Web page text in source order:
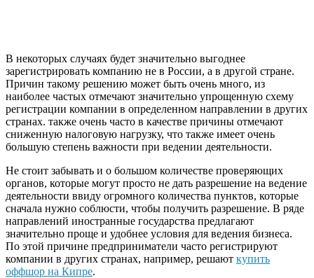
В некоторых случаях будет значительно выгоднее
зарегистрировать компанию не в России, а в другой стране.
Причин такому решению может быть очень много, из
наиболее частых отмечают значительно упрощенную схему
регистрации компании в определенном направлении в других
странах. также очень часто в качестве причины отмечают
сниженную налоговую нагрузку, что также имеет очень
большую степень важности при ведении деятельности.
Не стоит забывать и о большом количестве проверяющих
органов, которые могут просто не дать разрешение на ведение
деятельности ввиду огромного количества пунктов, которые
сначала нужно соблюсти, чтобы получить разрешение. В ряде
направлений иностранные государства предлагают
значительно проще и удобнее условия для ведения бизнеса.
По этой причине предприниматели часто регистрируют
компании в других странах, например, решают купить
оффшор на Кипре.